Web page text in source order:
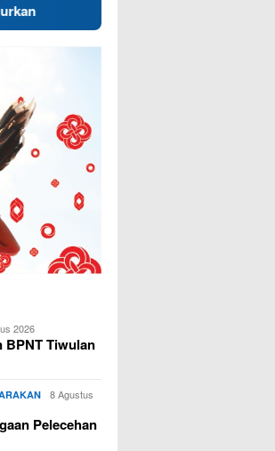
Dalami Dugaan Pelecehan Pancasila di
2026
BPNT Tiwulan
8 Agustus
Pelecehan